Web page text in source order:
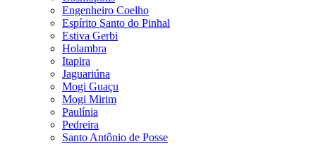
Engenheiro Coelho
Espírito Santo do Pinhal
Estiva Gerbi
Holambra
Itapira
Jaguariúna
Mogi Guaçu
Mogi Mirim
Paulínia
Pedreira
Santo Antônio de Posse